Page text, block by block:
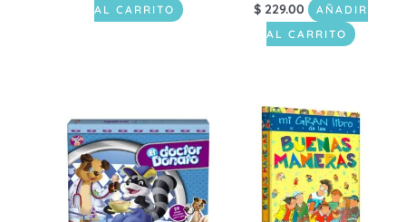
AL CARRITO
$ 229.00
AÑADIR
AL CARRITO